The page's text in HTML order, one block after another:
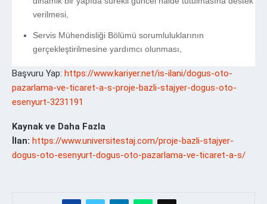
verilmesi,
Servis Mühendisliği Bölümü sorumluluklarının
gerçekleştirilmesine yardımcı olunması,
Başvuru Yap: https://www.kariyer.net/is-ilani/dogus-oto-
pazarlama-ve-ticaret-a-s-proje-bazli-stajyer-dogus-oto-
esenyurt-3231191
Kaynak ve Daha Fazla
İlan: https://www.universitestaj.com/proje-bazli-stajyer-
dogus-oto-esenyurt-dogus-oto-pazarlama-ve-ticaret-a-s/